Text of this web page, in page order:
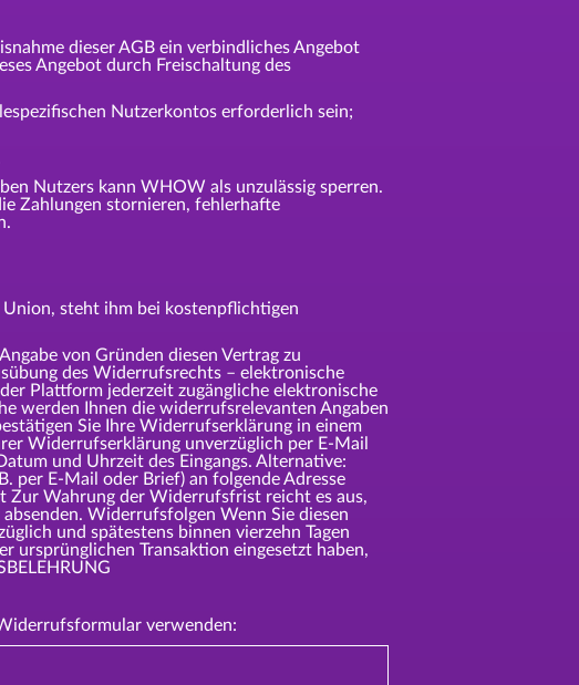
dieser AGB ein verbindliches Angebot
Angebot durch Freischaltung des
Nutzerkontos erforderlich sein;
Nutzers kann WHOW als unzulässig sperren.
Zahlungen stornieren, fehlerhafte
steht ihm bei kostenpflichtigen
von Gründen diesen Vertrag zu
des Widerrufsrechts – elektronische
Plattform jederzeit zugängliche elektronische
werden Ihnen die widerrufsrelevanten Angaben
Sie Ihre Widerrufserklärung in einem
Widerrufserklärung unverzüglich per E-Mail
und Uhrzeit des Eingangs. Alternative:
per E-Mail oder Brief) an folgende Adresse
Zur Wahrung der Widerrufsfrist reicht es aus,
Widerrufsfolgen Wenn Sie diesen
und spätestens binnen vierzehn Tagen
ursprünglichen Transaktion eingesetzt haben,
verwenden: